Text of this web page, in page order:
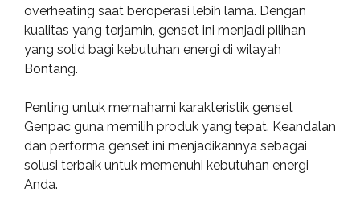
overheating saat beroperasi lebih lama. Dengan
kualitas yang terjamin, genset ini menjadi pilihan
yang solid bagi kebutuhan energi di wilayah
Bontang.
Penting untuk memahami karakteristik genset
Genpac guna memilih produk yang tepat. Keandalan
dan performa genset ini menjadikannya sebagai
solusi terbaik untuk memenuhi kebutuhan energi
Anda.